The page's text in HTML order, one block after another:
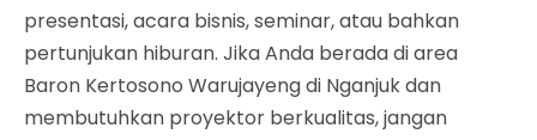
presentasi, acara bisnis, seminar, atau bahkan
pertunjukan hiburan. Jika Anda berada di area
Baron Kertosono Warujayeng di Nganjuk dan
membutuhkan proyektor berkualitas, jangan